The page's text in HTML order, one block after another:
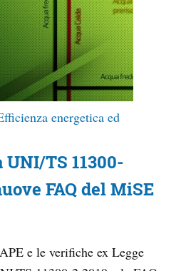
energetica ed
UNI/TS 11300-
FAQ del MiSE
e le verifiche ex Legge